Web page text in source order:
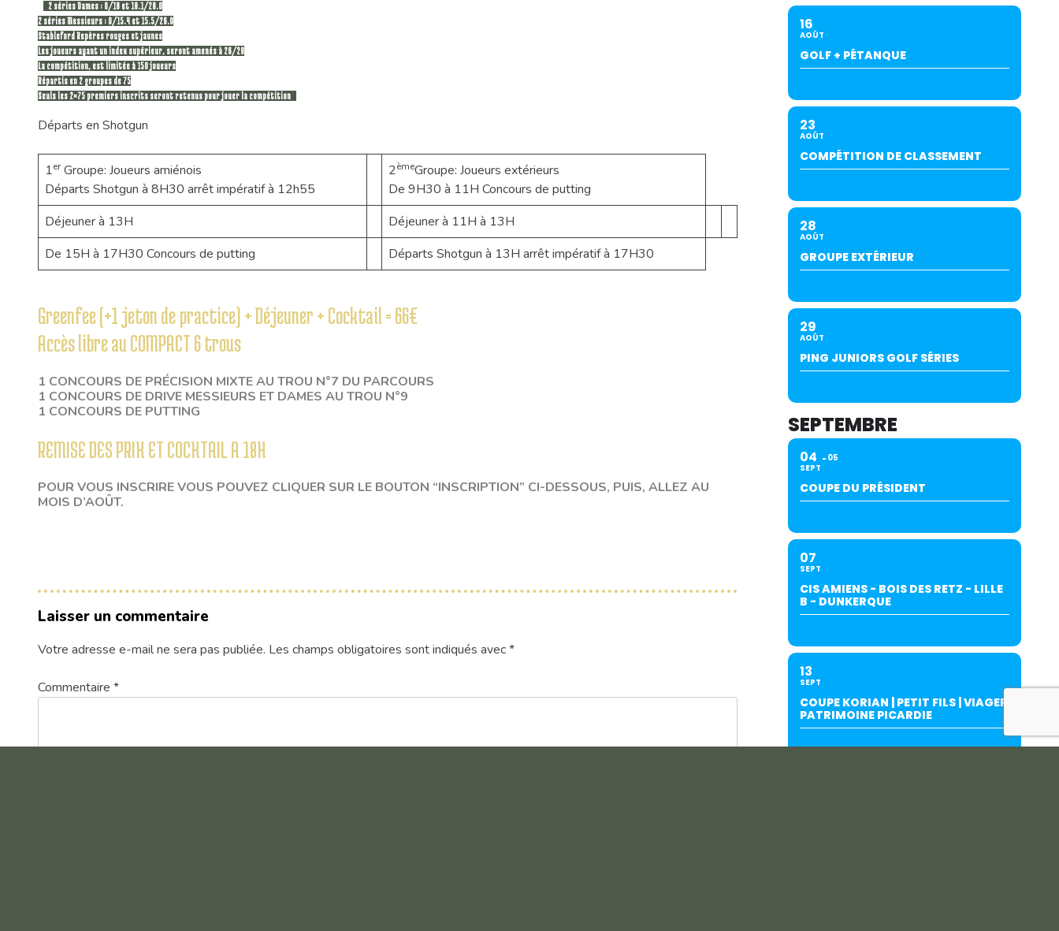
2 séries Dames : 0/18 et 18.1/28.0
2 séries Messieurs : 0/15.4 et 15.5/26.0
Stableford Repères rouges et jaunes
Les joueurs ayant un index supérieur, seront amenés à 26/28
La compétition, est limitée à 150 joueurs
Répartis en 2 groupes de 75
Seuls les 2×75 premiers inscrits seront retenus pour jouer la compétition
Départs en Shotgun
1erGroupe: Joueurs amiénois
Départs Shotgun à 8H30 arrêt impératif à 12h55
2èmeGroupe: Joueurs extérieurs
De 9H30 à 11H Concours de putting
Déjeuner à 13H
Déjeuner à 11H à 13H
De 15H à 17H30 Concours de putting
Départs Shotgun à 13H arrêt impératif à 17H30
Greenfee (+1 jeton de practice) + Déjeuner + Cocktail = 66€
Accès libre au COMPACT 6 trous
1 CONCOURS DE PRÉCISION MIXTE AU TROU N°7 DU PARCOURS
1 CONCOURS DE DRIVE MESSIEURS ET DAMES AU TROU N°9
1 CONCOURS DE PUTTING
REMISE DES PRIX ET COCKTAIL A 18H
POUR VOUS INSCRIRE VOUS POUVEZ CLIQUER SUR LE BOUTON “INSCRIPTION” CI-DESSOUS, PUIS, ALLEZ AU
MOIS D’AOÛT.
Laisser un commentaire
Votre adresse e-mail ne sera pas publiée. Les champs obligatoires sont indiqués avec*
Commentaire *
16
AOÛT
GOLF + PÉTANQUE
23
AOÛT
COMPÉTITION DE CLASSEMENT
28
AOÛT
GROUPE EXTÉRIEUR
29
AOÛT
PING JUNIORS GOLF SÉRIES
SEPTEMBRE
04
SEPT
05
COUPE DU PRÉSIDENT
07
SEPT
CIS AMIENS - BOIS DES RETZ - LILLE
B - DUNKERQUE
13
SEPT
COUPE KORIAN | PETIT FILS | VIAGER
PATRIMOINE PICARDIE